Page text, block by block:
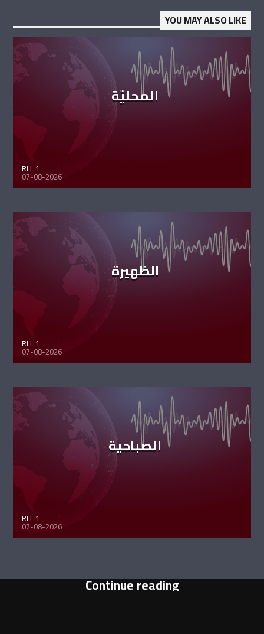
YOU MAY ALSO LIKE
المحليّة
RLL 1
07-08-2026
الظهيرة
RLL 1
07-08-2026
الصباحية
RLL 1
07-08-2026
Continue reading